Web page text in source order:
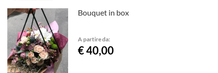
Bouquet in box
A partire da:
€ 40,00